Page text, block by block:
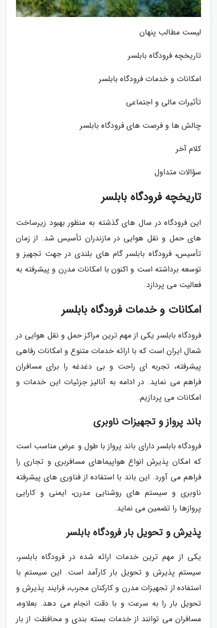
لیست مطالب پنهان
تاریخچه فرودگاه بابلسر
امکانات و خدمات فرودگاه بابلسر
تأثیرات مالی و اجتماعی
چالش ها و فرصت های فرودگاه بابلسر
کلام آخر
سؤالات متداول
تاریخچه فرودگاه بابلسر
این فرودگاه در سال های گذشته به منظور بهبود زیرساخت
های حمل و نقل هوایی در مازندران تأسیس شد. از زمان
تأسیس، فرودگاه بابلسر گام های بلندی در جهت تجهیز و
توسعه برداشته است و اکنون با امکانات مدرن و پیشرفته به
فعالیت می پردازد.
امکانات و خدمات فرودگاه بابلسر
فرودگاه بابلسر یکی از مهم ترین مراکز حمل و نقل هوایی در
شمال ایران است که با ارائه خدمات متنوع و امکانات رفاهی
پیشرفته، تجربه ای راحت و بی دغدغه را برای مسافران
فراهم می نماید. در ادامه به آنالیز جزئیات این خدمات و
امکانات می پردازیم.
باند پرواز و تجهیزات ناوبری
فرودگاه بابلسر دارای باند پرواز با طول و عرض مناسب است
که امکان پذیرش انواع هواپیماهای مسافربری و تجاری را
فراهم می آورد. این باند با استفاده از فناوری های پیشرفته
ناوبری و سیستم های روشنایی مدرن، ایمنی و کارایی
پروازها را تضمین می نماید.
پذیرش و تحویل بار فرودگاه بابلسر
یکی از مهم ترین خدمات ارائه شده در فرودگاه بابلسر،
سیستم پذیرش و تحویل بار کارآمد است. این سیستم با
استفاده از تجهیزات مدرن و کارکنان مجرب، فرایند پذیرش و
تحویل بار را به سرعت و با دقت انجام می دهد. بعلاوه،
مسافران می توانند از خدمات بسته بندی و محافظت از بار